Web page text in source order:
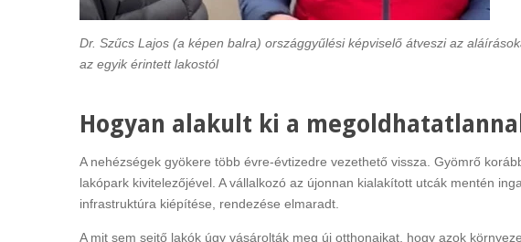
Dr. Szűcs Lajos (a képen balra) országgyűlési képviselő átveszi az
az egyik érintett lakostól
Hogyan alakult ki a
A nehézségek gyökere több évre-évtizedre vezethető vissza. Gyömrő
lakópark kivitelezőjével. A vállalkozó az újonnan kialakított utcák mentén
infrastruktúra kiépítése, rendezése elmaradt.
A mit sem sejtő lakók úgy vásárolták meg új otthonaikat, hogy azok